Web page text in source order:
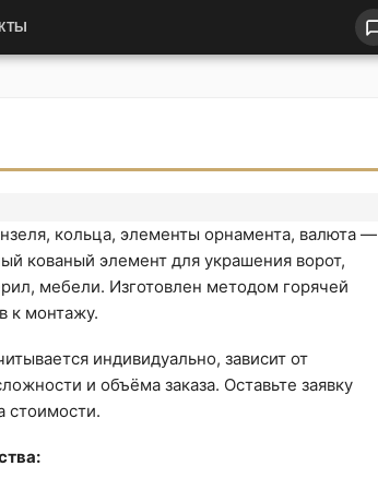
кольца, элементы орнамента, валюта —
кованый элемент для украшения ворот,
мебели. Изготовлен методом горячей
к монтажу.
индивидуально, зависит от
и объёма заказа. Оставьте заявку
стоимости.